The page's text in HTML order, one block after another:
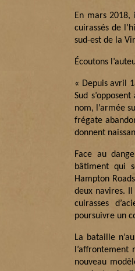
En mars
cuirassés de
sud-est de la
Écoutons
« Depuis avril
Sud
nom, l’armée
frégate
donnent
Face au
bâtiment qui
Hampton
deux navires.
cuirasses
poursuivre un
La bataille
l’affrontement
nouveau